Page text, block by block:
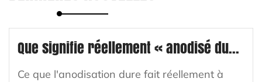
Que signifie réellement « anodisé dur » pour une poêle à frire ?
Ce que l'anodisation dure fait réellement à